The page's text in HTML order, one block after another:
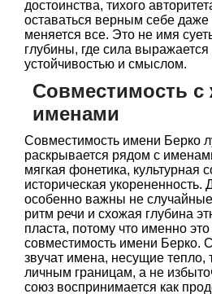
достоинства, тихого
оставаться верным себе даже
меняется все. Это не имя
глубины, где сила
устойчивостью и смыслом.
Совместимость с
именами
Совместимость имени Берко
раскрывается рядом с
мягкая фонетика, культурная
историческая укорененность.
особенно важны не
ритм речи и схожая глубина
пласта, потому что именно
совместимость имени Берко.
звучат имена, несущие тепло,
личным границам, а не
союз воспринимается как